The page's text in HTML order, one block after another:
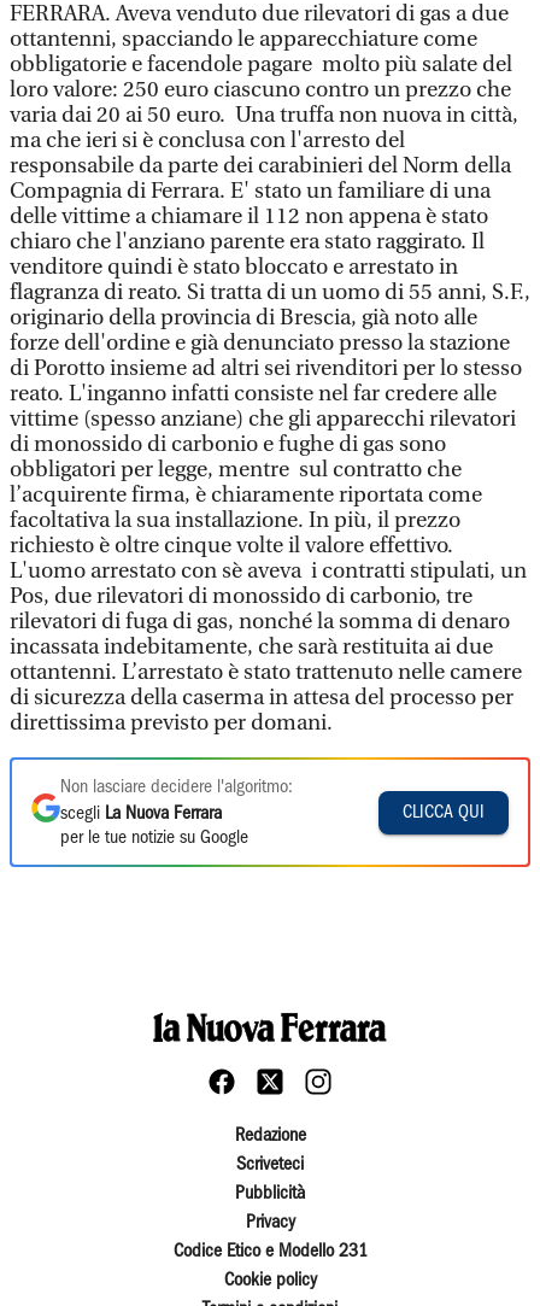
FERRARA. Aveva venduto due rilevatori di gas a due
ottantenni, spacciando le apparecchiature come
obbligatorie e facendole pagare molto più salate del
loro valore: 250 euro ciascuno contro un prezzo che
varia dai 20 ai 50 euro. Una truffa non nuova in città,
ma che ieri si è conclusa con l'arresto del
responsabile da parte dei carabinieri del Norm della
Compagnia di Ferrara. E' stato un familiare di una
delle vittime a chiamare il 112 non appena è stato
chiaro che l'anziano parente era stato raggirato. Il
venditore quindi è stato bloccato e arrestato in
flagranza di reato. Si tratta di un uomo di 55 anni, S.F.,
originario della provincia di Brescia, già noto alle
forze dell'ordine e già denunciato presso la stazione
di Porotto insieme ad altri sei rivenditori per lo stesso
reato. L'inganno infatti consiste nel far credere alle
vittime (spesso anziane) che gli apparecchi rilevatori
di monossido di carbonio e fughe di gas sono
obbligatori per legge, mentre sul contratto che
l’acquirente firma, è chiaramente riportata come
facoltativa la sua installazione. In più, il prezzo
richiesto è oltre cinque volte il valore effettivo.
L'uomo arrestato con sè aveva i contratti stipulati, un
Pos, due rilevatori di monossido di carbonio, tre
rilevatori di fuga di gas, nonché la somma di denaro
incassata indebitamente, che sarà restituita ai due
ottantenni. L’arrestato è stato trattenuto nelle camere
di sicurezza della caserma in attesa del processo per
direttissima previsto per domani.
Non lasciare decidere l'algoritmo:
scegli La Nuova Ferrara
per le tue notizie su Google
CLICCA QUI
Redazione
Scriveteci
Pubblicità
Privacy
Codice Etico e Modello 231
Cookie policy